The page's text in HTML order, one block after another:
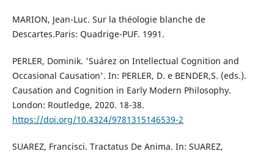
MARION, Jean-Luc. Sur la théologie blanche de
Descartes.Paris: Quadrige-PUF. 1991.
PERLER, Dominik. 'Suárez on Intellectual Cognition and
Occasional Causation'. In: PERLER, D. e BENDER,S. (eds.).
Causation and Cognition in Early Modern Philosophy.
London: Routledge, 2020. 18-38.
https://doi.org/10.4324/9781315146539-2
SUAREZ, Francisci. Tractatus De Anima. In: SUAREZ,